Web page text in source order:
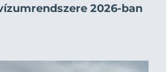
2026-ban